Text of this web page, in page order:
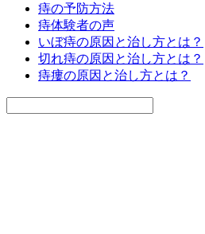
痔の予防方法
痔体験者の声
いぼ痔の原因と治し方とは？
切れ痔の原因と治し方とは？
痔瘻の原因と治し方とは？